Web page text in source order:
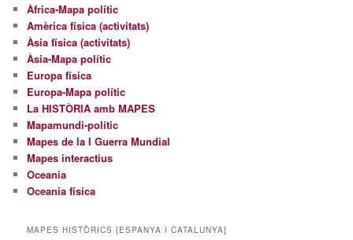
Àfrica-Mapa polític
Amèrica física (activitats)
Àsia física (activitats)
Àsia-Mapa polític
Europa física
Europa-Mapa polític
La HISTÒRIA amb MAPES
Mapamundi-polític
Mapes de la I Guerra Mundial
Mapes interactius
Oceania
Oceania física
MAPES HISTÒRICS [ESPANYA I CATALUNYA]